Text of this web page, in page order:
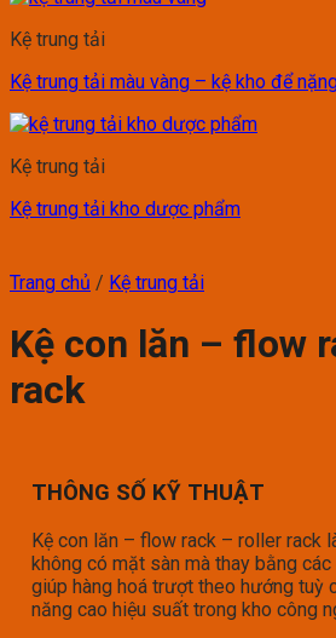
Kệ trung tải
Kệ trung tải màu vàng – kệ kho để
Kệ trung tải
Kệ trung tải kho dược phẩm
Trang chủ / Kệ trung tải
Kệ con lăn – flow
rack
THÔNG SỐ KỸ THUẬT
Kệ con lăn – flow rack – roller rack
không có mặt sàn mà thay bằng
giúp hàng hoá trượt theo hướng tuỳ
năng cao hiệu suất trong kho công